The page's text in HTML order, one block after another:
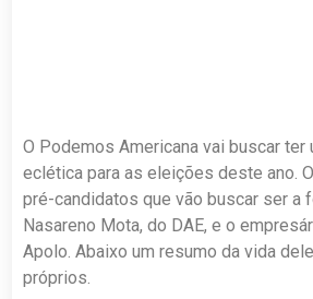
O Podemos Americana vai buscar ter
eclética para as eleições deste ano.
pré-candidatos que vão buscar ser a
Nasareno Mota, do DAE, e o
Apolo. Abaixo um resumo da vida
próprios.